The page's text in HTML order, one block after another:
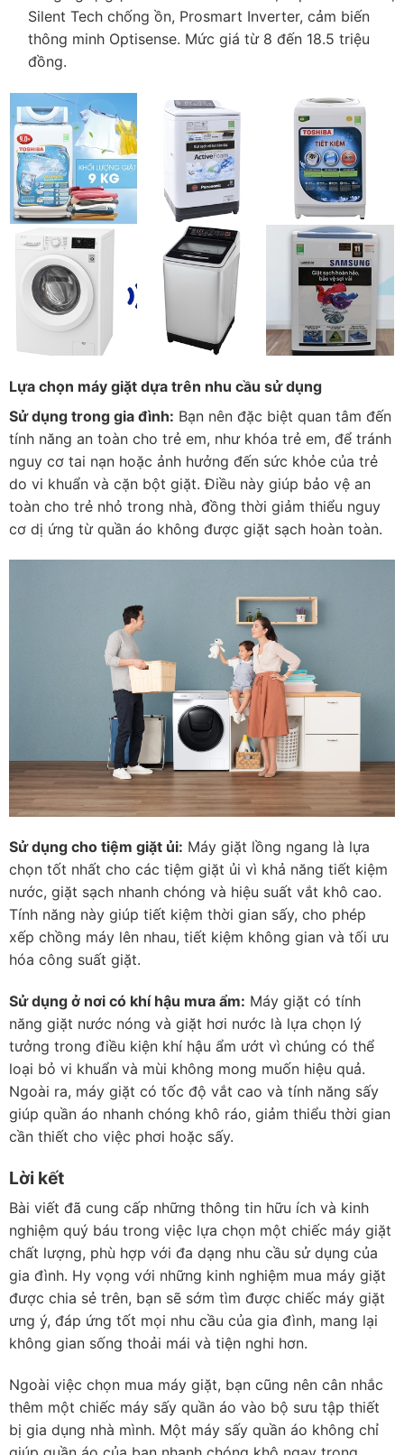
Silent Tech chống ồn, Prosmart Inverter, cảm biến
thông minh Optisense. Mức giá từ 8 đến 18.5 triệu
đồng.
Lựa chọn máy giặt dựa trên nhu cầu sử dụng
Sử dụng trong gia đình: Bạn nên đặc biệt quan tâm đến
tính năng an toàn cho trẻ em, như khóa trẻ em, để tránh
nguy cơ tai nạn hoặc ảnh hưởng đến sức khỏe của trẻ
do vi khuẩn và cặn bột giặt. Điều này giúp bảo vệ an
toàn cho trẻ nhỏ trong nhà, đồng thời giảm thiểu nguy
cơ dị ứng từ quần áo không được giặt sạch hoàn toàn.
Sử dụng cho tiệm giặt ủi: Máy giặt lồng ngang là lựa
chọn tốt nhất cho các tiệm giặt ủi vì khả năng tiết kiệm
nước, giặt sạch nhanh chóng và hiệu suất vắt khô cao.
Tính năng này giúp tiết kiệm thời gian sấy, cho phép
xếp chồng máy lên nhau, tiết kiệm không gian và tối ưu
hóa công suất giặt.
Sử dụng ở nơi có khí hậu mưa ẩm: Máy giặt có tính
năng giặt nước nóng và giặt hơi nước là lựa chọn lý
tưởng trong điều kiện khí hậu ẩm ướt vì chúng có thể
loại bỏ vi khuẩn và mùi không mong muốn hiệu quả.
Ngoài ra, máy giặt có tốc độ vắt cao và tính năng sấy
giúp quần áo nhanh chóng khô ráo, giảm thiểu thời gian
cần thiết cho việc phơi hoặc sấy.
Lời kết
Bài viết đã cung cấp những thông tin hữu ích và kinh
nghiệm quý báu trong việc lựa chọn một chiếc máy giặt
chất lượng, phù hợp với đa dạng nhu cầu sử dụng của
gia đình. Hy vọng với những kinh nghiệm mua máy giặt
được chia sẻ trên, bạn sẽ sớm tìm được chiếc máy giặt
ưng ý, đáp ứng tốt mọi nhu cầu của gia đình, mang lại
không gian sống thoải mái và tiện nghi hơn.
Ngoài việc chọn mua máy giặt, bạn cũng nên cân nhắc
thêm một chiếc máy sấy quần áo vào bộ sưu tập thiết
bị gia dụng nhà mình. Một máy sấy quần áo không chỉ